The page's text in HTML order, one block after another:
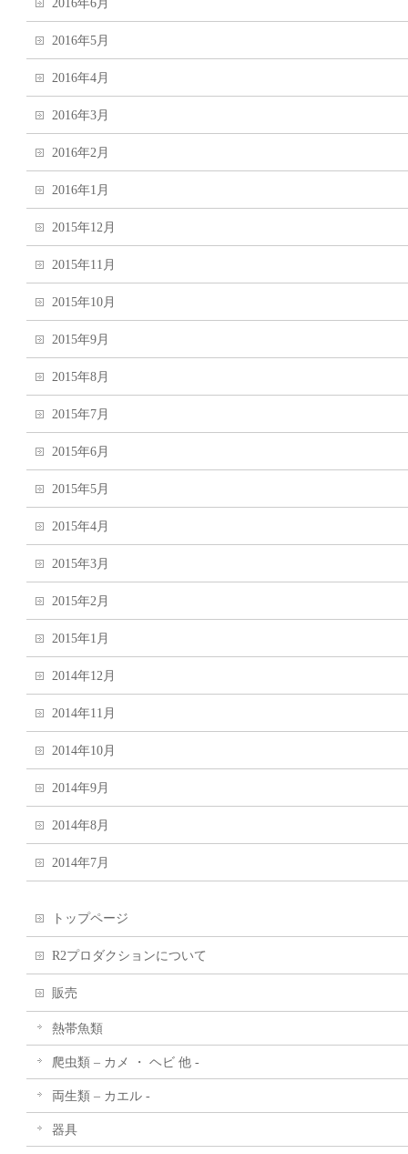
2016年6月
2016年5月
2016年4月
2016年3月
2016年2月
2016年1月
2015年12月
2015年11月
2015年10月
2015年9月
2015年8月
2015年7月
2015年6月
2015年5月
2015年4月
2015年3月
2015年2月
2015年1月
2014年12月
2014年11月
2014年10月
2014年9月
2014年8月
2014年7月
トップページ
R2プロダクションについて
販売
熱帯魚類
爬虫類 – カメ ・ ヘビ 他 -
両生類 – カエル -
器具